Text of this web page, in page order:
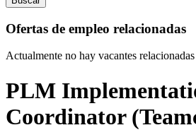
Ofertas de empleo relacionadas
Actualmente no hay vacantes
PLM
Coordinator